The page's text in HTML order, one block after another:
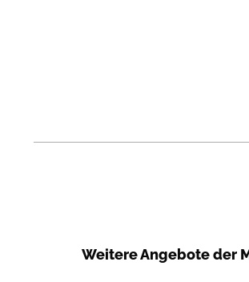
Weitere Angebote der